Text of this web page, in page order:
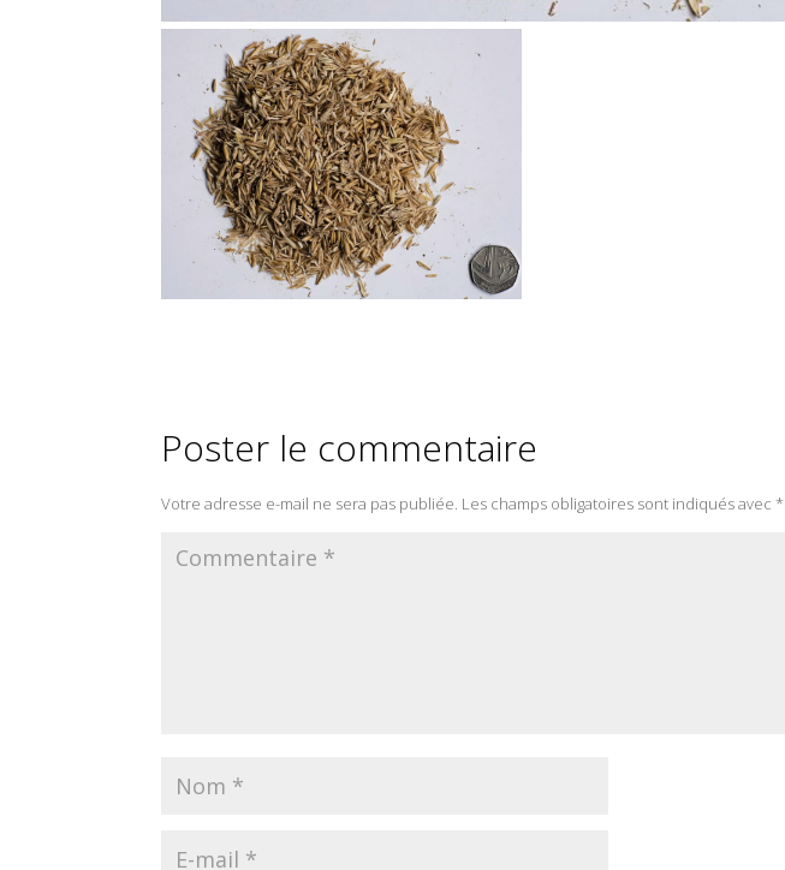
Poster le commentaire
Votre adresse e-mail ne sera pas publiée. Les champs obligatoires sont indiqués avec*